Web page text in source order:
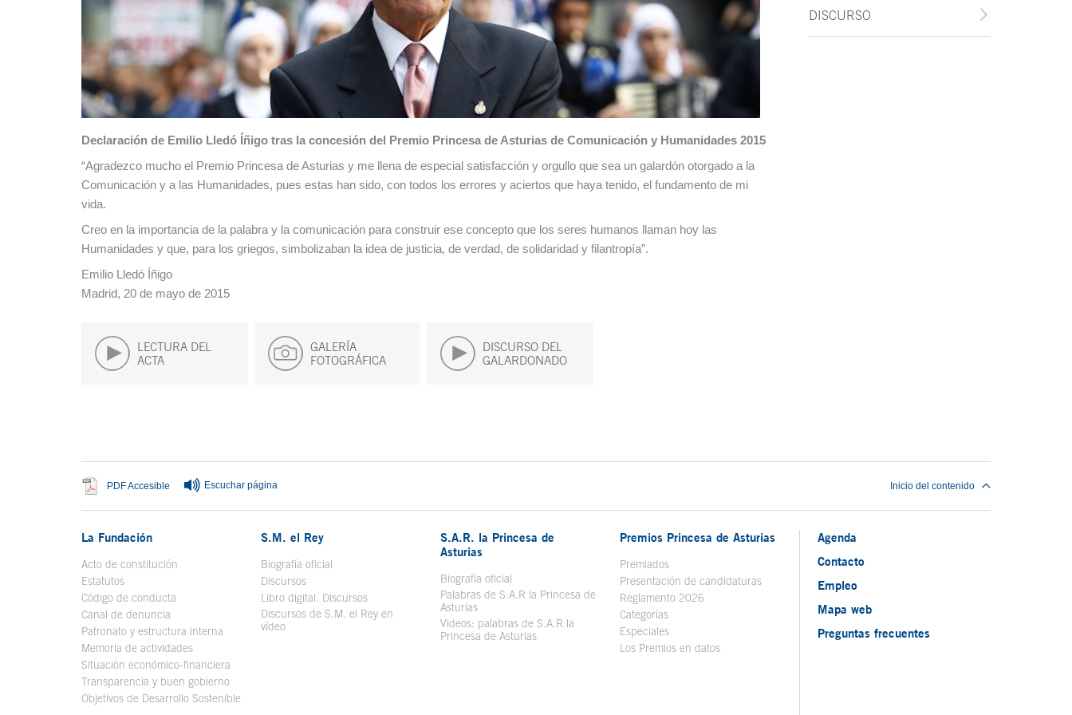
Declaración de Emilio Lledó Íñigo tras la concesión del Premio Princesa de Asturias de Comunicación y Humanidades 2015
“Agradezco mucho el Premio Princesa de Asturias y me llena de especial satisfacción y orgullo que sea un galardón otorgado a la
Comunicación y a las Humanidades, pues estas han sido, con todos los errores y aciertos que haya tenido, el fundamento de mi
vida.
Creo en la importancia de la palabra y la comunicación para construir ese concepto que los seres humanos llaman hoy las
Humanidades y que, para los griegos, simbolizaban la idea de justicia, de verdad, de solidaridad y filantropía”.
Emilio Lledó Íñigo
Madrid, 20 de mayo de 2015
LECTURA DEL
ACTA
GALERÍA
FOTOGRÁFICA
DISCURSO DEL
GALARDONADO
DISCURSO
PDF Accesible Se abre en ventana nueva
Escuchar página Inicio del contenido
La Fundación
Acto de constitución
Estatutos
Código de conducta
Canal de denuncia
Patronato y estructura interna
Memoria de actividades
Situación económico-financiera
Transparencia y buen gobierno
Objetivos de Desarrollo Sostenible
S.M. el Rey
Biografía oficial
Discursos
Libro digital. DiscursosSe abre en ventana nueva
Discursos de S.M. el Rey en
vídeoSe abre en ventana nueva
S.A.R. la Princesa de
Asturias
Biografía oficial Se abre en ventana nueva
Palabras de S.A.R la Princesa de
Asturias
Videos: palabras de S.A.R la
Princesa de Asturias
Premios Princesa de Asturias
Premiados
Presentación de candidaturas
Reglamento 2026
Categorías
Especiales
Los Premios en datos
Agenda
Contacto
Empleo
Mapa web
Preguntas frecuentes